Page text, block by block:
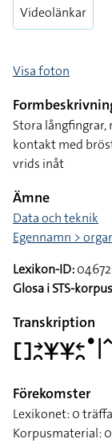
Videolänkar
Visa foton
Stora
kontakt med
vrids inåt
Ämne
Data och teknik
Egennamn >
Lexikon-ID:04672
Glosa i STS-
Transkription
Förekomster
Lexikonet: 0
Korpusmaterial: